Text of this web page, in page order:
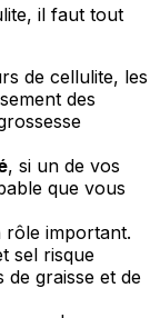
il faut tout
de cellulite, les
des
, si un de vos
que vous
rôle important.
sel risque
graisse et de